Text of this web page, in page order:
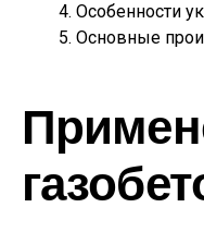
Особенности
Основные